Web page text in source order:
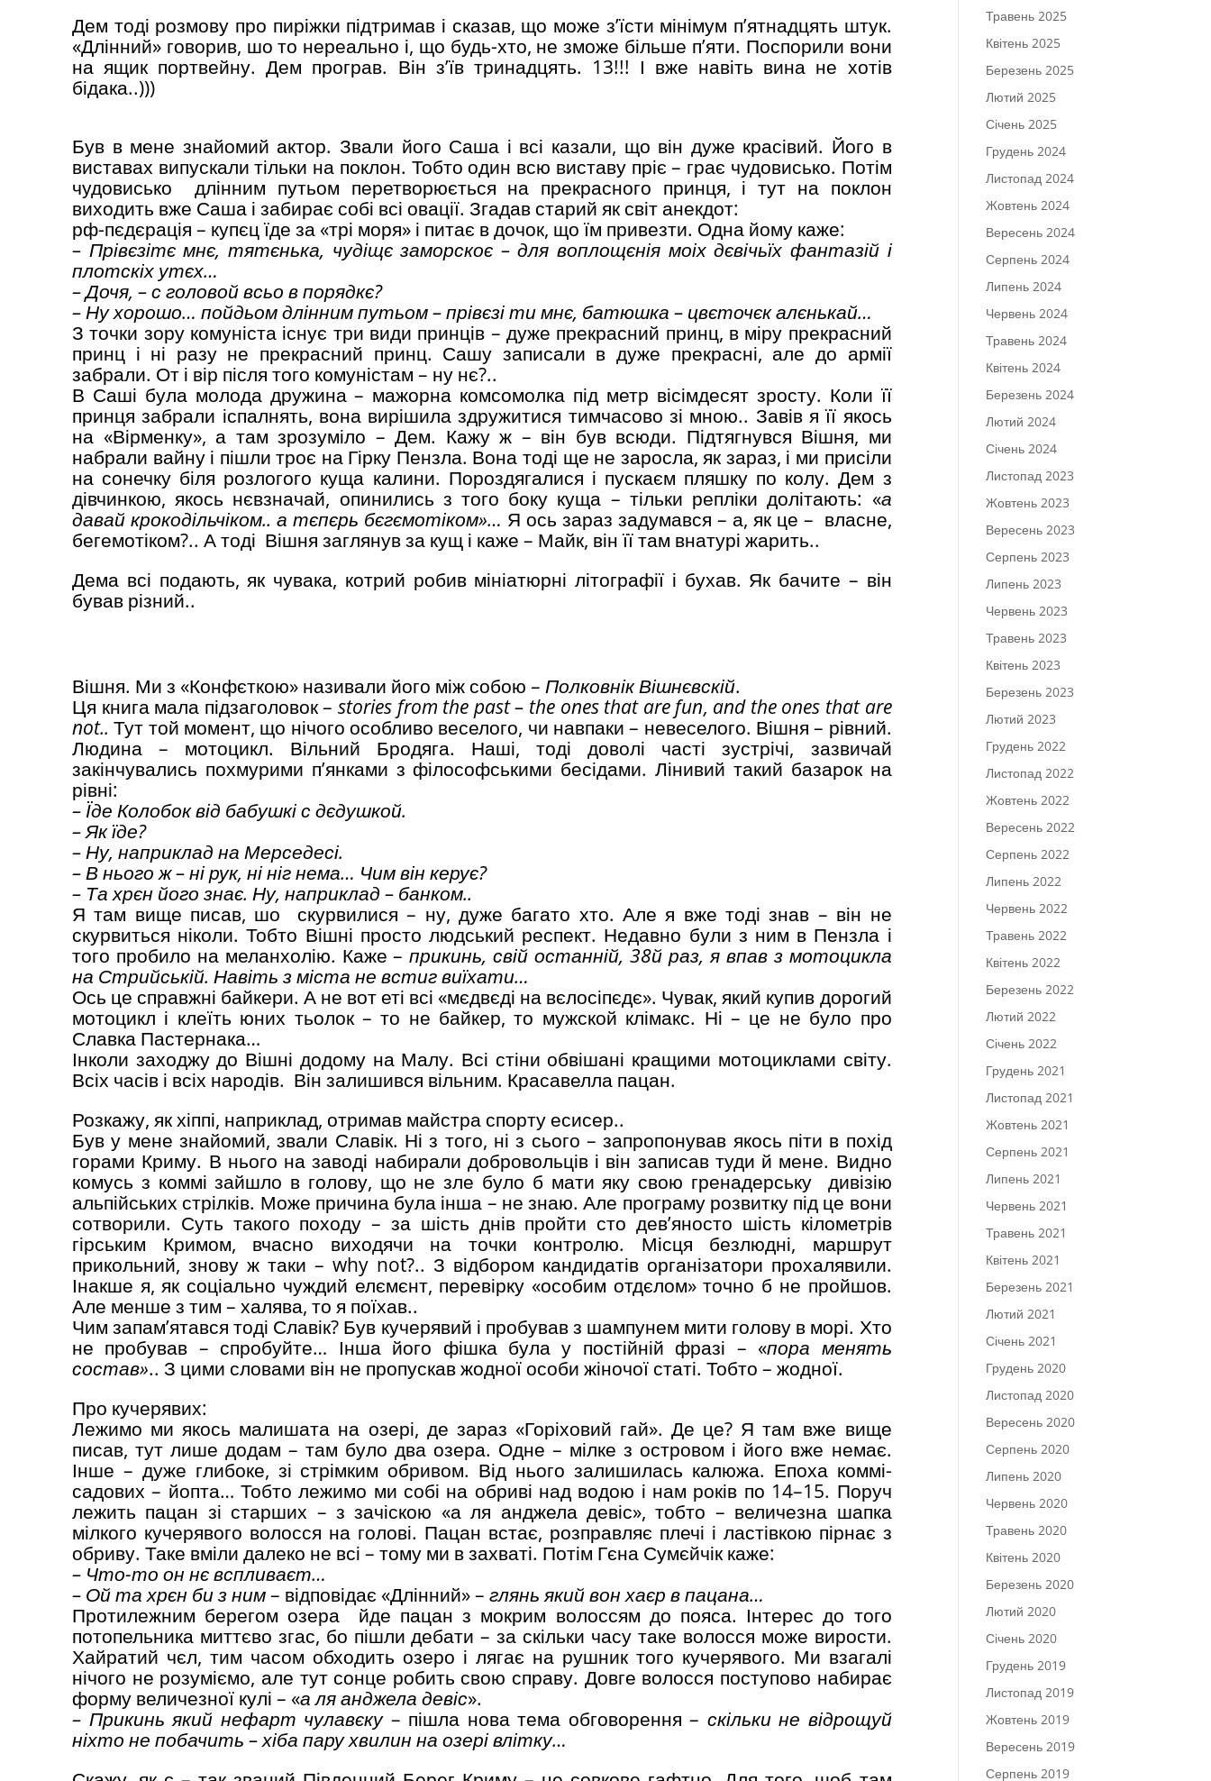
Дем тоді розмову про пиріжки підтримав і сказав, що може з’їсти мінімум п’ятнадцять штук.
«Длінний» говорив, шо то нереально і, що будь-хто, не зможе більше п’яти. Поспорили вони
на ящик портвейну. Дем програв. Він з’їв тринадцять. 13!!! І вже навіть вина не хотів
бідака..)))
Був в мене знайомий актор. Звали його Саша і всі казали, що він дуже красівий. Його в
виставах випускали тільки на поклон. Тобто один всю виставу пріє – грає чудовисько. Потім
чудовисько длінним путьом перетворюється на прекрасного принця, і тут на поклон
виходить вже Саша і забирає собі всі овації. Згадав старий як світ анекдот:
рф-пєдєрація – купєц їде за «трі моря» і питає в дочок, що їм привезти. Одна йому каже:
– Прівєзітє мнє, тятєнька, чудіщє заморскоє – для воплощєнія моіх дєвічьїх фантазій і
плотскіх утєх…
– Дочя, –с головой всьо в порядкє?
– Ну хорошо… пойдьом длінним путьом – прівєзі ти мнє, батюшка – цвєточєк алєнькай…
З точки зору комуніста існує три види принців – дуже прекрасний принц, в міру прекрасний
принц і ні разу не прекрасний принц. Сашу записали в дуже прекрасні, але до армії
забрали. От і вір після того комуністам – ну нє?..
В Саші була молода дружина – мажорна комсомолка під метр вісімдесят зросту. Коли її
принця забрали іспалнять, вона вирішила здружитися тимчасово зі мною.. Завів я її якось
на «Вірменку», а там зрозуміло – Дем. Кажу ж – він був всюди. Підтягнувся Вішня, ми
набрали вайну і пішли троє на Гірку Пензла. Вона тоді ще не заросла, як зараз, і ми присіли
на сонечку біля розлогого куща калини. Пороздягалися і пускаєм пляшку по колу. Дем з
дівчинкою, якось нєвзначай, опинились з того боку куща – тільки репліки долітають: «а
давай крокодільчіком.. а тєпєрь бєгємотіком»… Я ось зараз задумався – а, як це – власне,
бегемотіком?.. А тоді Вішня заглянув за кущ і каже – Майк, він її там внатурі жарить..
Дема всі подають, як чувака, котрий робив мініатюрні літографії і бухав. Як бачите – він
бував різний..
Вішня. Ми з «Конфєткою» називали його між собою – Полковнік Вішнєвскій.
Ця книга мала підзаголовок –stories from the past – the ones that are fun, and the ones that are
not.. Тут той момент, що нічого особливо веселого, чи навпаки – невеселого. Вішня – рівний.
Людина – мотоцикл. Вільний Бродяга. Наші, тоді доволі часті зустрічі, зазвичай
закінчувались похмурими п’янками з філософськими бесідами. Лінивий такий базарок на
рівні:
– Їде Колобок від бабушкі с дєдушкой.
– Як їде?
– Ну, наприклад на Мерседесі.
– В нього ж – ні рук, ні ніг нема… Чим він керує?
– Та хрєн його знає. Ну, наприклад – банком..
Я там вище писав, шо скурвилися – ну, дуже багато хто. Але я вже тоді знав – він не
скурвиться ніколи. Тобто Вішні просто людський респект. Недавно були з ним в Пензла і
того пробило на меланхолію. Каже –прикинь, свій останній, 38й раз, я впав з мотоцикла
на Стрийській. Навіть з міста не встиг виїхати…
Ось це справжні байкери. А не вот еті всі «мєдвєді на вєлосіпєдє». Чувак, який купив дорогий
мотоцикл і клеїть юних тьолок – то не байкер, то мужской клімакс. Ні – це не було про
Славка Пастернака…
Інколи заходжу до Вішні додому на Малу. Всі стіни обвішані кращими мотоциклами світу.
Всіх часів і всіх народів. Він залишився вільним. Красавелла пацан.
Розкажу, як хіппі, наприклад, отримав майстра спорту есисер..
Був у мене знайомий, звали Славік. Ні з того, ні з сього – запропонував якось піти в похід
горами Криму. В нього на заводі набирали добровольців і він записав туди й мене. Видно
комусь з коммі зайшло в голову, що не зле було б мати яку свою гренадерську дивізію
альпійських стрілків. Може причина була інша – не знаю. Але програму розвитку під це вони
сотворили. Суть такого походу – за шість днів пройти сто дев’яносто шість кілометрів
гірським Кримом, вчасно виходячи на точки контролю. Місця безлюдні, маршрут
прикольний, знову ж таки – why not?.. З відбором кандидатів організатори прохалявили.
Інакше я, як соціально чуждий елємєнт, перевірку «особим отдєлом» точно б не пройшов.
Але менше з тим – халява, то я поїхав..
Чим запам’ятався тоді Славік? Був кучерявий і пробував з шампунем мити голову в морі. Хто
не пробував – спробуйте… Інша його фішка була у постійній фразі – «пора менять
состав».. З цими словами він не пропускав жодної особи жіночої статі. Тобто – жодної.
Про кучерявих:
Лежимо ми якось малишата на озері, де зараз «Горіховий гай». Де це? Я там вже вище
писав, тут лише додам – там було два озера. Одне – мілке з островом і його вже немає.
Інше – дуже глибоке, зі стрімким обривом. Від нього залишилась калюжа. Епоха коммі-
садових – йопта… Тобто лежимо ми собі на обриві над водою і нам років по 14–15. Поруч
лежить пацан зі старших – з зачіскою «а ля анджела девіс», тобто – величезна шапка
мілкого кучерявого волосся на голові. Пацан встає, розправляє плечі і ластівкою пірнає з
обриву. Таке вміли далеко не всі – тому ми в захваті. Потім Гєна Сумєйчік каже:
– Что-то он нє вспливаєт…
– Ой та хрєн би з ним– відповідає «Длінний» – глянь який вон хаєр в пацана…
Протилежним берегом озера йде пацан з мокрим волоссям до пояса. Інтерес до того
потопельника миттєво згас, бо пішли дебати – за скільки часу таке волосся може вирости.
Хайратий чєл, тим часом обходить озеро і лягає на рушник того кучерявого. Ми взагалі
нічого не розуміємо, але тут сонце робить свою справу. Довге волосся поступово набирає
форму величезної кулі – «а ля анджела девіс».
– Прикинь який нефарт чулавєку– пішла нова тема обговорення – скільки не відрощуй
ніхто не побачить – хіба пару хвилин на озері влітку…
Травень 2025
Квітень 2025
Березень 2025
Лютий 2025
Січень 2025
Грудень 2024
Листопад 2024
Жовтень 2024
Вересень 2024
Серпень 2024
Липень 2024
Червень 2024
Травень 2024
Квітень 2024
Березень 2024
Лютий 2024
Січень 2024
Листопад 2023
Жовтень 2023
Вересень 2023
Серпень 2023
Липень 2023
Червень 2023
Травень 2023
Квітень 2023
Березень 2023
Лютий 2023
Грудень 2022
Листопад 2022
Жовтень 2022
Вересень 2022
Серпень 2022
Липень 2022
Червень 2022
Травень 2022
Квітень 2022
Березень 2022
Лютий 2022
Січень 2022
Грудень 2021
Листопад 2021
Жовтень 2021
Серпень 2021
Липень 2021
Червень 2021
Травень 2021
Квітень 2021
Березень 2021
Лютий 2021
Січень 2021
Грудень 2020
Листопад 2020
Вересень 2020
Серпень 2020
Липень 2020
Червень 2020
Травень 2020
Квітень 2020
Березень 2020
Лютий 2020
Січень 2020
Грудень 2019
Листопад 2019
Жовтень 2019
Вересень 2019
Серпень 2019